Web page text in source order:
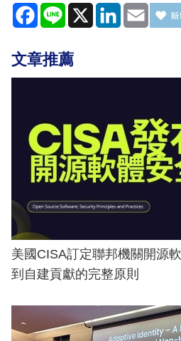
Facebook
Line X LinkedIn
Email
文章推薦
美國CISA訂定聯邦機關開源
到自建貢獻的完整原則